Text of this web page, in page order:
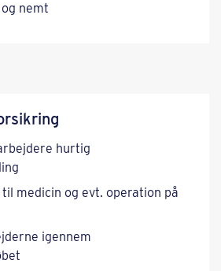
nemt
hurtig
medicin og evt. operation på
igennem